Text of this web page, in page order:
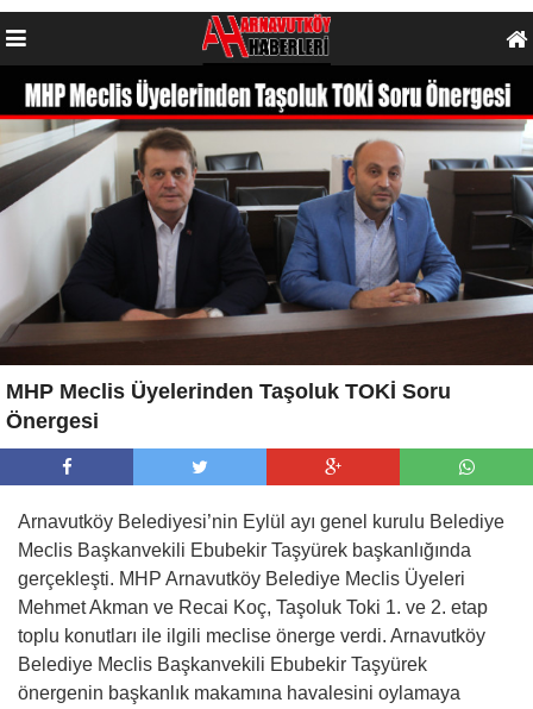
MHP Meclis Üyelerinden Taşoluk TOKİ Soru
Önergesi
Arnavutköy Belediyesi’nin Eylül ayı genel kurulu Belediye
Meclis Başkanvekili Ebubekir Taşyürek başkanlığında
gerçekleşti. MHP Arnavutköy Belediye Meclis Üyeleri
Mehmet Akman ve Recai Koç, Taşoluk Toki 1. ve 2. etap
toplu konutları ile ilgili meclise önerge verdi. Arnavutköy
Belediye Meclis Başkanvekili Ebubekir Taşyürek
önergenin başkanlık makamına havalesini oylamaya